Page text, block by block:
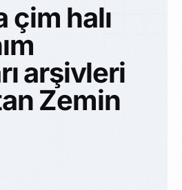
çim halı
arşivleri
Zemin